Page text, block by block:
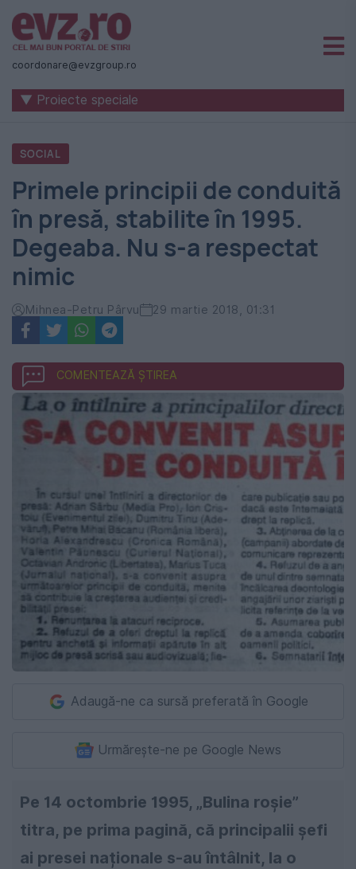
Știri
naționale
internaționale
România
-
Evenimentul
Zilei
coordonare@evzgroup.ro
▼ Proiecte speciale
SOCIAL
Primele principii de conduită
în presă, stabilite în 1995.
Degeaba. Nu s-a respectat
nimic
Mihnea-Petru Pârvu 29 martie 2018, 01:31
COMENTEAZĂ ȘTIREA
Adaugă-ne ca sursă preferată în Google
Urmărește-ne pe Google News
Pe 14 octombrie 1995, „Bulina roșie”
titra, pe prima pagină, că principalii șefi
ai presei naționale s-au întâlnit, la o